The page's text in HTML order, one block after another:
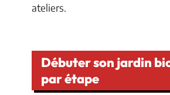
ateliers.
Débuter son jardin
par étape